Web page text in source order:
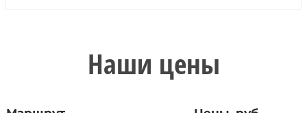
Наши цены